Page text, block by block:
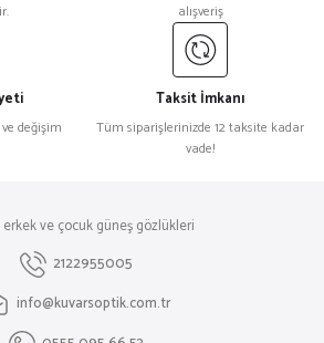
%27
Kadın Güneş Gözlüğü
alışveriş
değişim
Taksit İmkanı
Tüm siparişlerinizde 12 taksite kadar
vade!
erkek ve çocuk güneş gözlükleri
2122955005
info@kuvarsoptik.com.tr